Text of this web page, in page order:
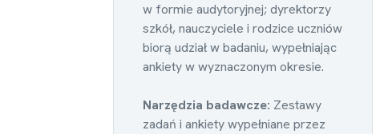
w formie audytoryjnej; dyrektorzy
szkół, nauczyciele i rodzice uczniów
biorą udział w badaniu, wypełniając
ankiety w wyznaczonym okresie.
Narzędzia badawcze: Zestawy
zadań i ankiety wypełniane przez